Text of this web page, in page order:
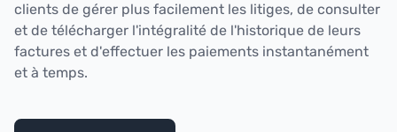
clients de gérer plus facilement les litiges, de consulter
et de télécharger l'intégralité de l'historique de leurs
factures et d'effectuer les paiements instantanément
et à temps.